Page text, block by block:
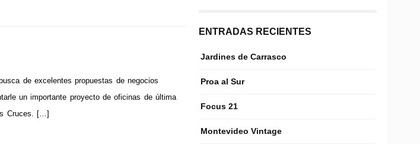
de excelentes propuestas de negocios
un importante proyecto de oficinas de última
Cruces. […]
ENTRADAS RECIENTES
Jardines de Carrasco
Proa al Sur
Focus 21
Montevideo Vintage